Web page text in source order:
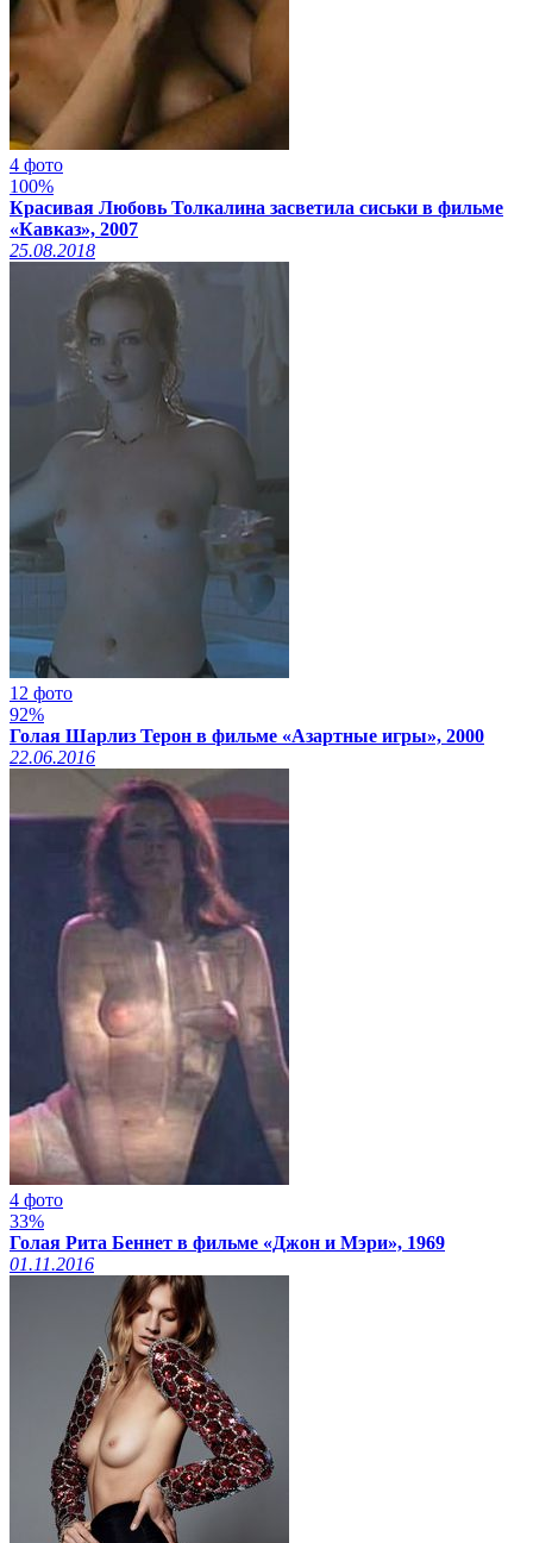
4 фото
100%
Красивая Любовь Толкалина засветила сиськи в фильме
«Кавказ», 2007
25.08.2018
12 фото
92%
Голая Шарлиз Терон в фильме «Азартные игры», 2000
22.06.2016
4 фото
33%
Голая Рита Беннет в фильме «Джон и Мэри», 1969
01.11.2016